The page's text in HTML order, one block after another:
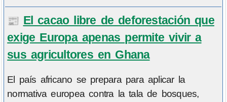
📰 El cacao libre de deforestación que
exige Europa apenas permite vivir a
sus agricultores en Ghana
El país africano se prepara para aplicar la
normativa europea contra la tala de bosques,